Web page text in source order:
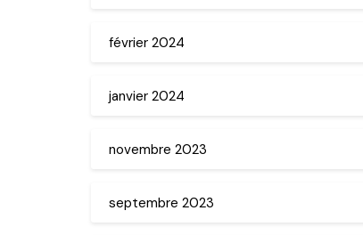
février 2024
janvier 2024
novembre 2023
septembre 2023